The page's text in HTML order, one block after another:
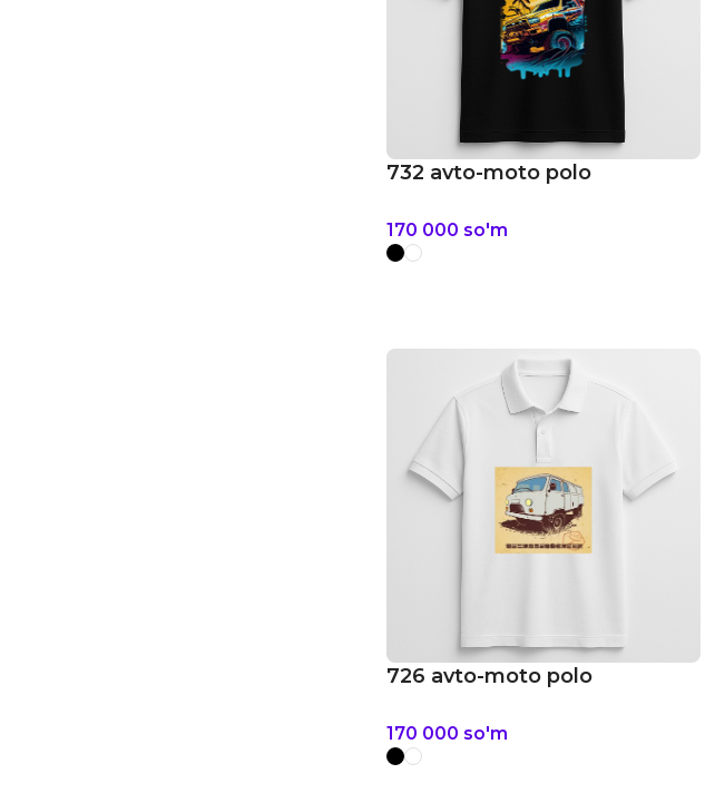
732 avto-moto polo
170 000 so'm
726 avto-moto polo
170 000 so'm